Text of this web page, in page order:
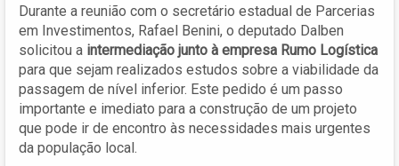
Durante a reunião com o secretário estadual de Parcerias
em Investimentos, Rafael Benini, o deputado Dalben
solicitou a intermediação junto à empresa Rumo Logística
para que sejam realizados estudos sobre a viabilidade da
passagem de nível inferior. Este pedido é um passo
importante e imediato para a construção de um projeto
que pode ir de encontro às necessidades mais urgentes
da população local.